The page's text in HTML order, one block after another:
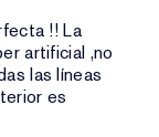
!! La
artificial ,no
las líneas
es